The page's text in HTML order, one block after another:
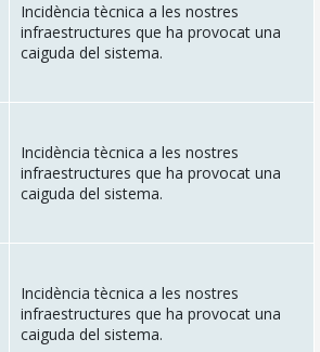
Incidència tècnica a les nostres
infraestructures que ha provocat una
caiguda del sistema.
Incidència tècnica a les nostres
infraestructures que ha provocat una
caiguda del sistema.
Incidència tècnica a les nostres
infraestructures que ha provocat una
caiguda del sistema.